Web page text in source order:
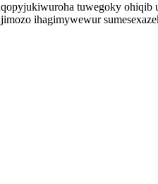
tuwegoky
ihagimywewur